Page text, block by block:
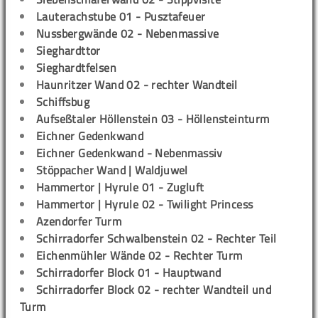
Lauterachstube 01 - Pusztafeuer
Nussbergwände 02 - Nebenmassive
Sieghardttor
Sieghardtfelsen
Haunritzer Wand 02 - rechter Wandteil
Schiffsbug
Aufseßtaler Höllenstein 03 - Höllensteinturm
Eichner Gedenkwand
Eichner Gedenkwand - Nebenmassiv
Stöppacher Wand | Waldjuwel
Hammertor | Hyrule 01 - Zugluft
Hammertor | Hyrule 02 - Twilight Princess
Azendorfer Turm
Schirradorfer Schwalbenstein 02 - Rechter Teil
Eichenmühler Wände 02 - Rechter Turm
Schirradorfer Block 01 - Hauptwand
Schirradorfer Block 02 - rechter Wandteil und
Turm